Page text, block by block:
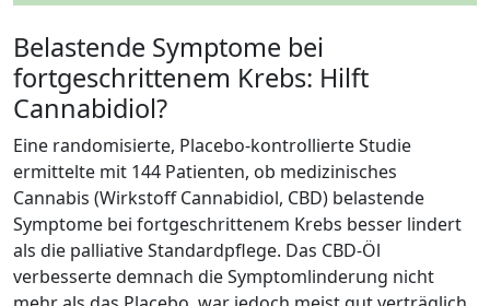
Belastende Symptome bei
fortgeschrittenem Krebs: Hilft
Cannabidiol?
Eine randomisierte, Placebo-kontrollierte Studie
ermittelte mit 144 Patienten, ob medizinisches
Cannabis (Wirkstoff Cannabidiol, CBD) belastende
Symptome bei fortgeschrittenem Krebs besser lindert
als die palliative Standardpflege. Das CBD-Öl
verbesserte demnach die Symptomlinderung nicht